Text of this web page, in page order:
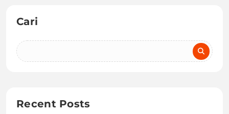
Cari
Recent Posts